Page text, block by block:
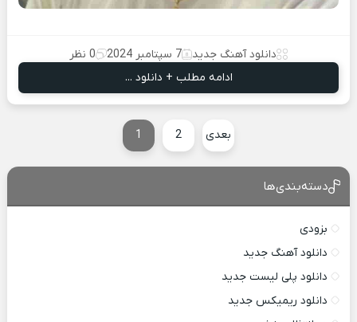
دانلود آهنگ جدید 7 سپتامبر 2024
0 نظر
ادامه مطلب + دانلود ...
1 2 بعدی
دسته‌بندی‌ها
بزودی
دانلود آهنگ جدید
دانلود پلی لیست جدید
دانلود ریمیکس جدید